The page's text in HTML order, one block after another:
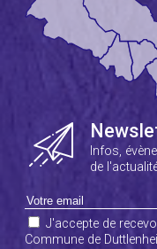
Infos,
de
J'accepte de
Commune de